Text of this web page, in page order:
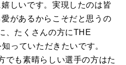
しいです。実現したのは皆
があるからこそだと思うの
、たくさんの方にTHE
っていただきたいです。
でも素晴らしい選手の方はた